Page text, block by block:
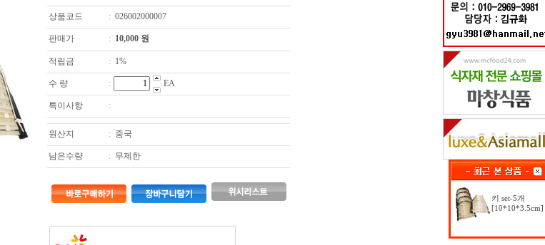
상품코드 : 026002000007
판매가 : 10,000 원
적립금 : 1%
수 량 : EA
특이사항 :
원산지 : 중국
남은수량 : 무제한
키 set-5개
[10*10*3.5cm]